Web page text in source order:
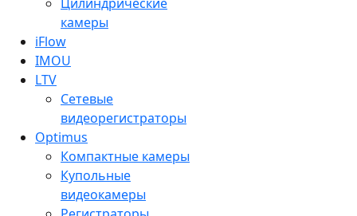
камеры
iFlow
IMOU
LTV
Сетевые
видеорегистраторы
Optimus
Компактные камеры
Купольные
видеокамеры